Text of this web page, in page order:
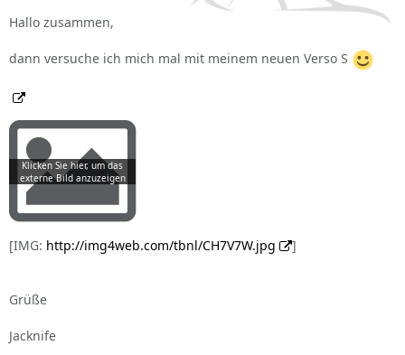
Hallo zusammen,
dann versuche ich mich mal mit meinem neuen Verso S
[IMG: http://img4web.com/tbnl/CH7V7W.jpg ]
Grüße
Jacknife